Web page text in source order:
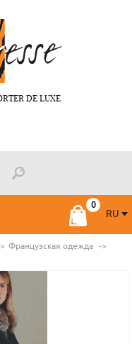
DE LUXE
RU
Французская одежда